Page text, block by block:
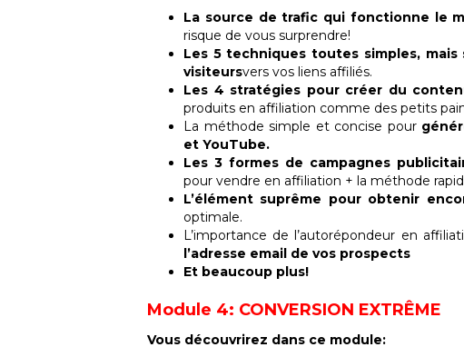
La source de trafic qui fonctionne le
risque de vous surprendre!
Les 5 techniques toutes simples,
visiteursvers vos liens affiliés.
Les 4 stratégies pour créer du
produits en affiliation comme des petits
La méthode simple et concise pour
et YouTube.
Les 3 formes de campagnes
pour vendre en affiliation + la méthode
L’élément suprême pour obtenir
optimale.
L’importance de l’autorépondeur en
l’adresse email de vos prospects
Et beaucoup plus!
Module 4: CONVERSION EXTRÊME
Vous découvrirez dans ce module: